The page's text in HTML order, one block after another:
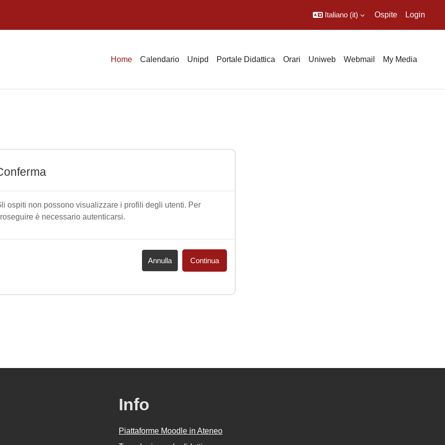
Italiano ‎(it)‎ Ospite Login
Home Calendario Unipd Portale Didattica Orari Uniweb Webmail My Media
ospiti non possono visualizzare i profili degli utenti. Per
è necessario autenticarsi.
Annulla Continua
Info
Piattaforme Moodle in Ateneo